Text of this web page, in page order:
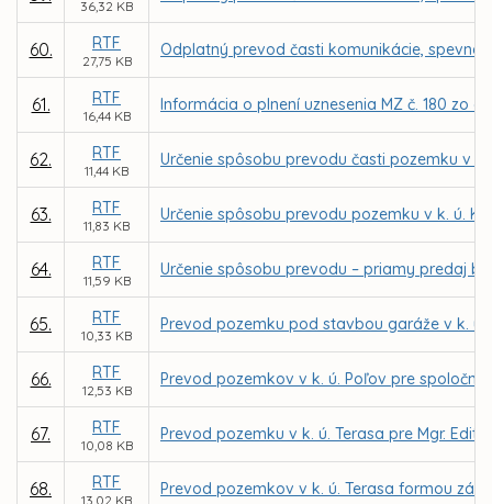
36,32 KB
60. RTF
27,75 KB
Odplatný prevod časti komunikácie,
61. RTF
16,44 KB
Informácia o plnení uznesenia MZ č. 180 zo
62. RTF
11,44 KB
Určenie spôsobu prevodu časti pozemku v
63. RTF
11,83 KB
Určenie spôsobu prevodu pozemku v k. ú.
64. RTF
11,59 KB
Určenie spôsobu prevodu – priamy predaj
65. RTF
10,33 KB
Prevod pozemku pod stavbou garáže v k. ú.
66. RTF
12,53 KB
Prevod pozemkov v k. ú. Poľov pre
67. RTF
10,08 KB
Prevod pozemku v k. ú. Terasa pre Mgr.
68. RTF
13,02 KB
Prevod pozemkov v k. ú. Terasa formou